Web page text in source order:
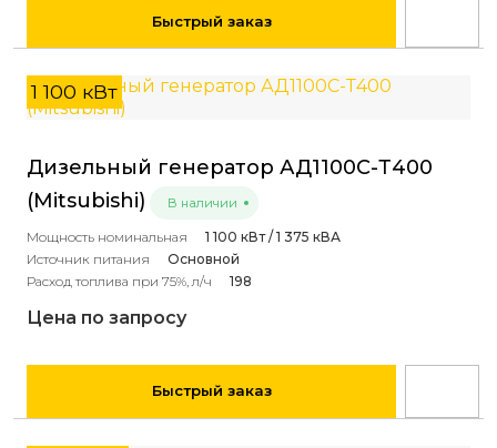
Быстрый заказ
1 100 кВт
Дизельный генератор АД1100С-Т400
(Mitsubishi)
В наличии
Мощность номинальная
1 100 кВт / 1 375 кВА
Источник питания
Основной
Расход топлива при 75%, л/ч
198
Цена по запросу
Быстрый заказ